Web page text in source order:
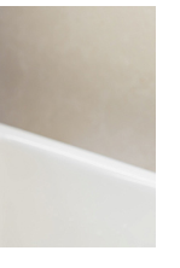
с доступом
по
уже
в МФЦ или
до 14
в Госдуму РФ